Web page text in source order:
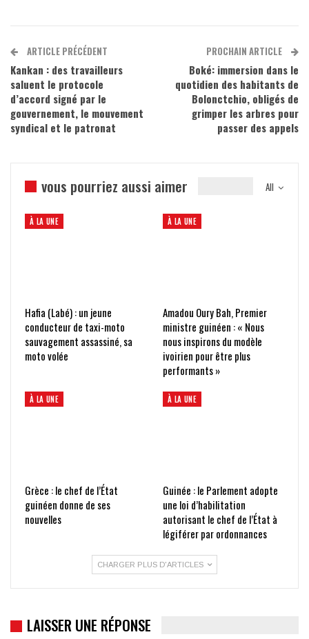
ARTICLE PRÉCÉDENT
Kankan : des travailleurs
saluent le protocole
d’accord signé par le
gouvernement, le mouvement
syndical et le patronat
PROCHAIN ARTICLE
Boké: immersion dans le
quotidien des habitants de
Bolonctchio, obligés de
grimper les arbres pour
passer des appels
All
vous pourriez aussi aimer
À LA UNE
Hafia (Labé) : un jeune
conducteur de taxi-moto
sauvagement assassiné, sa
moto volée
À LA UNE
Amadou Oury Bah, Premier
ministre guinéen : « Nous
nous inspirons du modèle
ivoirien pour être plus
performants »
À LA UNE
Grèce : le chef de l’État
guinéen donne de ses
nouvelles
À LA UNE
Guinée : le Parlement adopte
une loi d’habilitation
autorisant le chef de l’État à
légiférer par ordonnances
CHARGER PLUS D'ARTICLES
LAISSER UNE RÉPONSE